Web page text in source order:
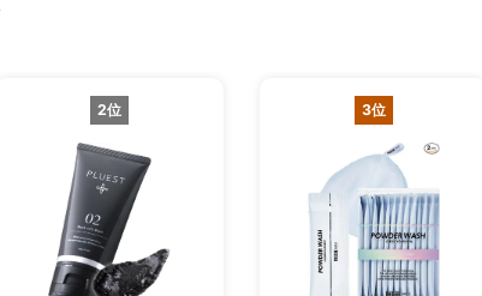
2位 3位